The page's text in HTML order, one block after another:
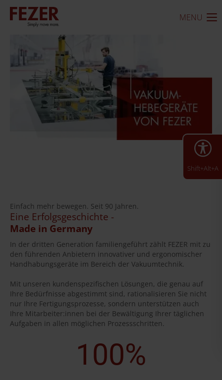
MENU
Einfach mehr bewegen. Seit 90 Jahren.
Eine Erfolgsgeschichte -
Made in Germany
In der dritten Generation familiengeführt zählt FEZER mit zu
den führenden Anbietern innovativer und ergonomischer
Handhabungsgeräte im Bereich der Vakuumtechnik.
Mit unseren kundenspezifischen Lösungen, die genau auf
Ihre Bedürfnisse abgestimmt sind, rationalisieren Sie nicht
nur Ihre Fertigungsprozesse, sondern unterstützen auch
Ihre Mitarbeiter:innen bei der Bewältigung Ihrer täglichen
Aufgaben in allen möglichen Prozessschritten.
100%
Shift+Alt+A